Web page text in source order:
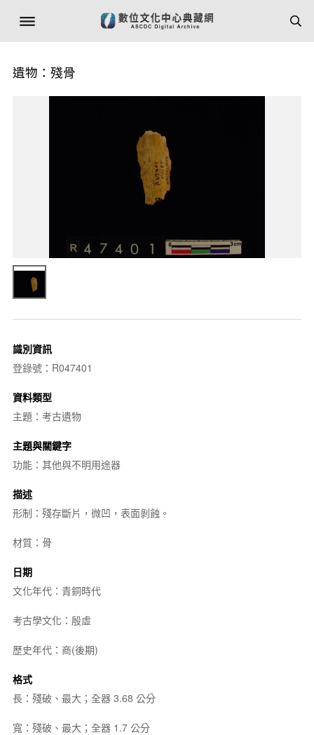
遺物：殘骨
識別資訊
登錄號：R047401
資料類型
主題：考古遺物
主題與關鍵字
功能：其他與不明用途器
描述
形制：殘存斷片，微凹，表面剝蝕。
材質：骨
日期
文化年代：青銅時代
考古學文化：殷虛
歷史年代：商(後期)
格式
長：殘破、最大；全器 3.68 公分
寬：殘破、最大；全器 1.7 公分